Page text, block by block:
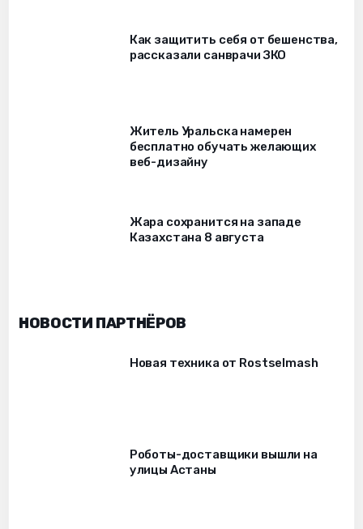
Как защитить себя от бешенства,
рассказали санврачи ЗКО
Житель Уральска намерен
бесплатно обучать желающих
веб-дизайну
Жара сохранится на западе
Казахстана 8 августа
НОВОСТИ ПАРТНЁРОВ
Новая техника от Rostselmash
Роботы-доставщики вышли на
улицы Астаны